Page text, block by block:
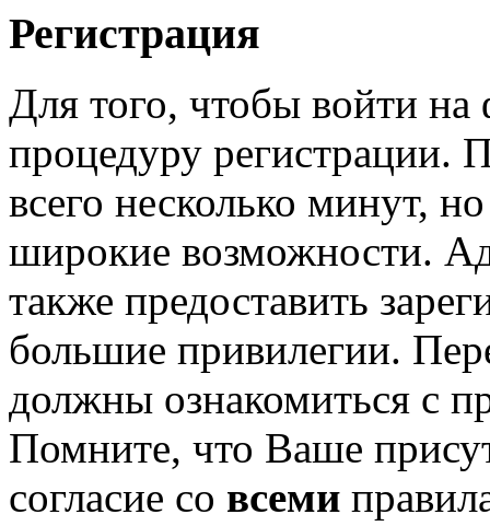
Регистрация
Для того, чтобы войти
процедуру регистрации.
всего несколько минут,
широкие возможности.
также предоставить
большие привилегии.
должны ознакомиться с
Помните, что Ваше
согласие со всеми